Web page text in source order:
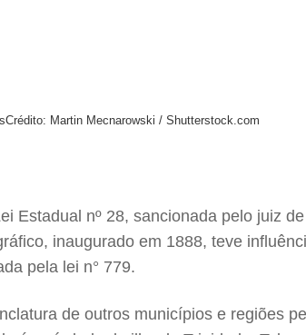
Crédito: Martin Mecnarowski / Shutterstock.com
nº 28, sancionada pelo juiz
inaugurado em 1888, teve
pela lei n° 779.
de outros municípios e regiões